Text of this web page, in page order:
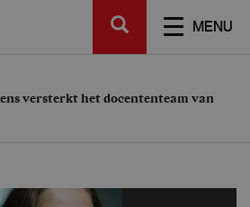
MENU
SEARCH
versterkt het docententeam van